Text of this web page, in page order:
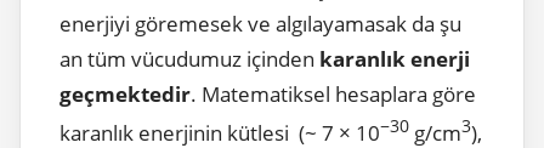
enerjiyi göremesek ve algılayamasak da şu
an tüm vücudumuz içinden karanlık enerji
geçmektedir. Matematiksel hesaplara göre
karanlık enerjinin kütlesi (~ 7 × 10−30 g/cm3),